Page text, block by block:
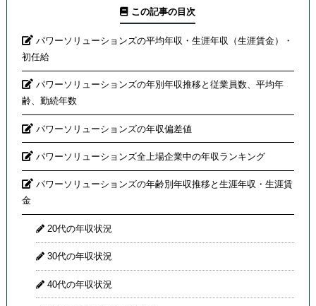
この記事の目次
パワーソリューションズの平均年収・生涯年収（生涯賃金）・
初任給
パワーソリューションズの年別年収推移と従業員数、平均年
齢、勤続年数
パワーソリューションズの年収偏差値
パワーソリューションズ全上場企業中の年収ランキング
パワーソリューションズの年齢別年収推移と生涯年収・生涯賃
金
20代の年収状況
30代の年収状況
40代の年収状況